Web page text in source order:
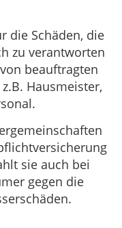
die Schäden, die
zu verantworten
beauftragten
Hausmeister,
sie auch bei
gegen die